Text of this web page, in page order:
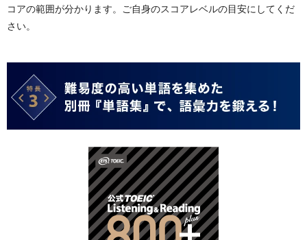
コアの範囲が分かります。ご自身のスコアレベルの目安にしてくだ
さい。